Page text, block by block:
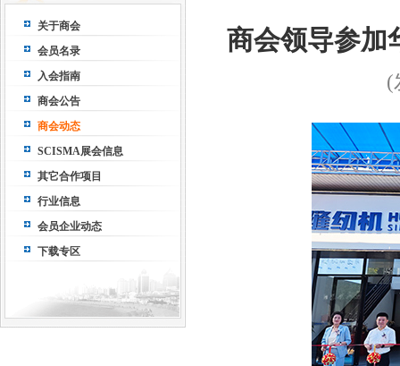
关于商会
会员名录
入会指南
商会公告
商会动态
SCISMA展会信息
其它合作项目
行业信息
会员企业动态
下载专区
商会领导参加
(